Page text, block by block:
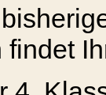
findet